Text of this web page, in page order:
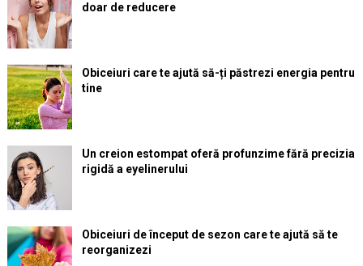
doar de reducere
Obiceiuri care te ajută să-ți păstrezi energia pentru
tine
Un creion estompat oferă profunzime fără precizia
rigidă a eyelinerului
Obiceiuri de început de sezon care te ajută să te
reorganizezi